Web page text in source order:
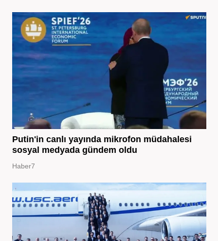
Putin'in canlı yayında mikrofon müdahalesi
sosyal medyada gündem oldu
Haber7